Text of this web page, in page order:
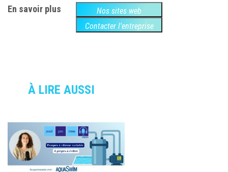
En savoir plus
Nos sites web
Contacter l'entreprise
À LIRE AUSSI